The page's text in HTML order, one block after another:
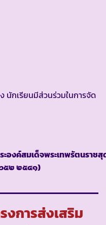
นักเรียนมีส่วนร่วมในการจัด
องค์สมเด็จพระเทพรัตนราชสุ
๕๒ ๒๕๔๑)
งการส่งเสริม